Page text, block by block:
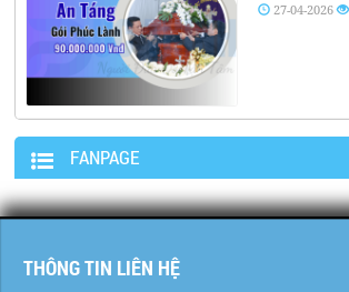
27-04-2026
FANPAGE
THÔNG TIN LIÊN HỆ